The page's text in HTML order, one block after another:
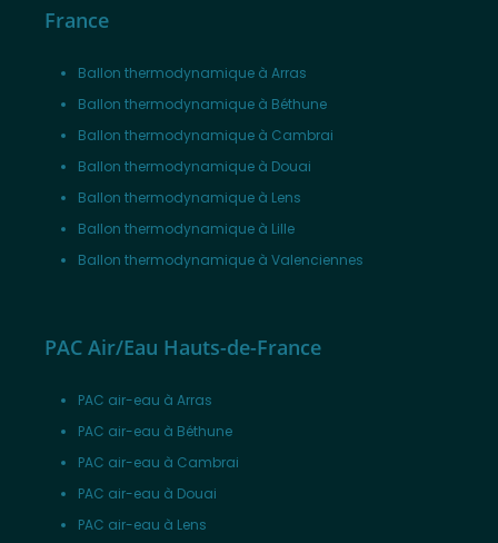
France
Ballon thermodynamique à Arras
Ballon thermodynamique à Béthune
Ballon thermodynamique à Cambrai
Ballon thermodynamique à Douai
Ballon thermodynamique à Lens
Ballon thermodynamique à Lille
Ballon thermodynamique à Valenciennes
PAC Air/Eau Hauts-de-France
PAC air-eau à Arras
PAC air-eau à Béthune
PAC air-eau à Cambrai
PAC air-eau à Douai
PAC air-eau à Lens